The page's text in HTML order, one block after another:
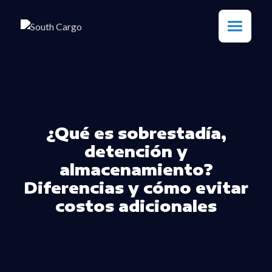
¿Qué es sobrestadía,
detención y
almacenamiento?
Diferencias y cómo evitar
costos adicionales